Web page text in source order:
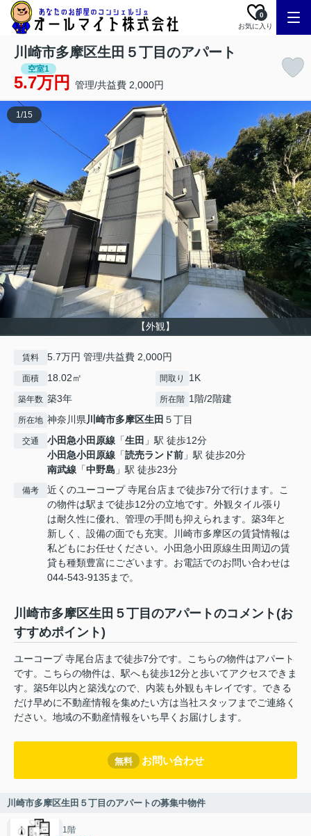
お気に入り
0
川崎市多摩区生田５丁目のアパート
空室1
5.7万円 管理/共益費 2,000円
【外観】
1/15
賃料 5.7万円 管理/共益費 2,000円
面積 18.02㎡ 間取り 1K
築年数 築3年 所在階 1階/2階建
所在地 神奈川県川崎市多摩区生田 ５丁目
交通 小田急小田原線 「生田 」駅 徒歩12分
小田急小田原線 「読売ランド前 」駅 徒歩20分
南武線 「中野島 」駅 徒歩23分
備考
近くのユーコープ 寺尾台店まで徒歩7分で行けます。こ
の物件は駅まで徒歩12分の立地です。外観タイル張り
は耐久性に優れ、管理の手間も抑えられます。築3年と
新しく、設備の面でも充実。川崎市多摩区の賃貸情報は
私どもにお任せください。小田急小田原線生田周辺の賃
貸も種類豊富にございます。お電話でのお問い合わせは
044-543-9135まで。
川崎市多摩区生田５丁目のアパートのコメント(お
すすめポイント)
ユーコープ 寺尾台店まで徒歩7分です。こちらの物件はアパート
です。こちらの物件は、駅へも徒歩12分と歩いてアクセスできま
す。築5年以内と築浅なので、内装も外観もキレイです。できる
だけ早めに不動産情報を集めたい方は当社スタッフまでご連絡く
ださい。地域の不動産情報をいち早くお届けします。
無料 お問い合わせ
川崎市多摩区生田５丁目のアパートの募集中物件
1階